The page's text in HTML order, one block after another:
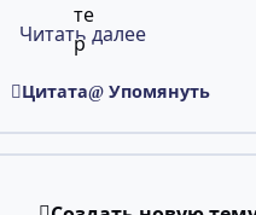
Читать далее
Цитата Упомянуть